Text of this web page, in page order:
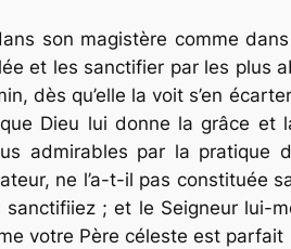
son magistère comme
et les sanctifier par les plus
dès qu’elle la voit s’en
Dieu lui donne la grâce et
admirables par la pratique
ne l’a-t-il pas constituée
sanctifiiez ; et le Seigneur lui-
votre Père céleste est parfait